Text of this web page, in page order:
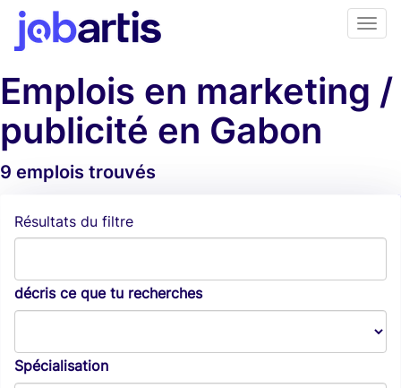
Emplois en marketing /
publicité en Gabon
9 emplois trouvés
Résultats du filtre
décris ce que tu recherches
Spécialisation